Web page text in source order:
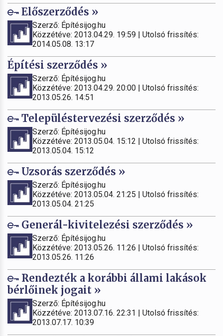
Előszerződés »
Szerző: Építésijog.hu
Közzétéve: 2013.04.29. 19:59 | Utolsó frissítés:
2014.05.08. 13:17
Építési szerződés »
Szerző: Építésijog.hu
Közzétéve: 2013.04.29. 20:00 | Utolsó frissítés:
2013.05.26. 14:51
Településtervezési szerződés »
Szerző: Építésijog.hu
Közzétéve: 2013.05.04. 15:12 | Utolsó frissítés:
2013.05.04. 15:12
Uzsorás szerződés »
Szerző: Építésijog.hu
Közzétéve: 2013.05.04. 21:25 | Utolsó frissítés:
2013.05.04. 21:25
Generál-kivitelezési szerződés »
Szerző: Építésijog.hu
Közzétéve: 2013.05.26. 11:26 | Utolsó frissítés:
2013.05.26. 11:26
Rendezték a korábbi állami lakások
bérlőinek jogait »
Szerző: Építésijog.hu
Közzétéve: 2013.07.16. 22:31 | Utolsó frissítés:
2013.07.17. 10:39